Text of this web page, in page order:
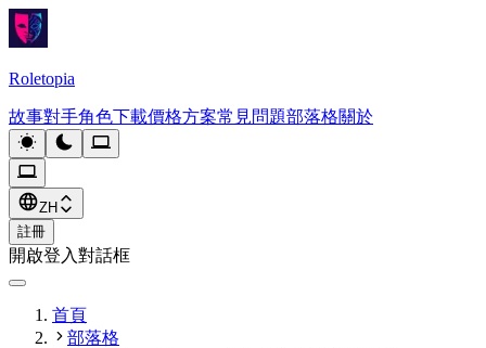
Roletopia
故事對手角色下載價格方案常見問題部落格關於
ZH
註冊
開啟登入對話框
首頁
部落格